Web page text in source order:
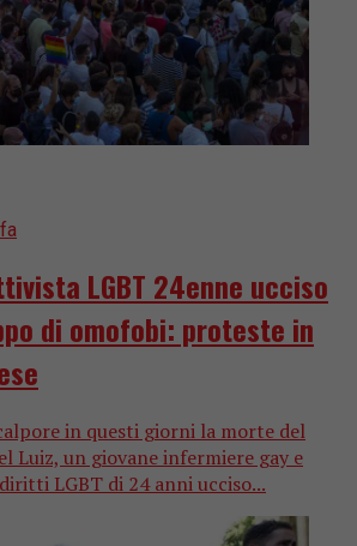
LGBT 24enne ucciso
di omofobi: proteste in
in questi giorni la morte del
Luiz, un giovane infermiere gay e
LGBT di 24 anni ucciso...